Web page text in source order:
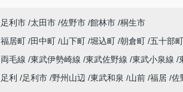
足利市 太田市 佐野市 館林市 桐生市
福居町 田中町 山下町 堀込町 朝倉町 五十部町
両毛線 東武伊勢崎線 東武佐野線 東武小泉線
足利 足利市 野州山辺 東武和泉 山前 福居 佐